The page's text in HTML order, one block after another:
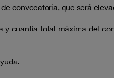
convocatoria, que será
cuantía total máxima del